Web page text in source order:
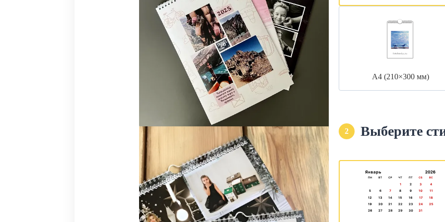
А4 (210×300 мм)
2 Выберите